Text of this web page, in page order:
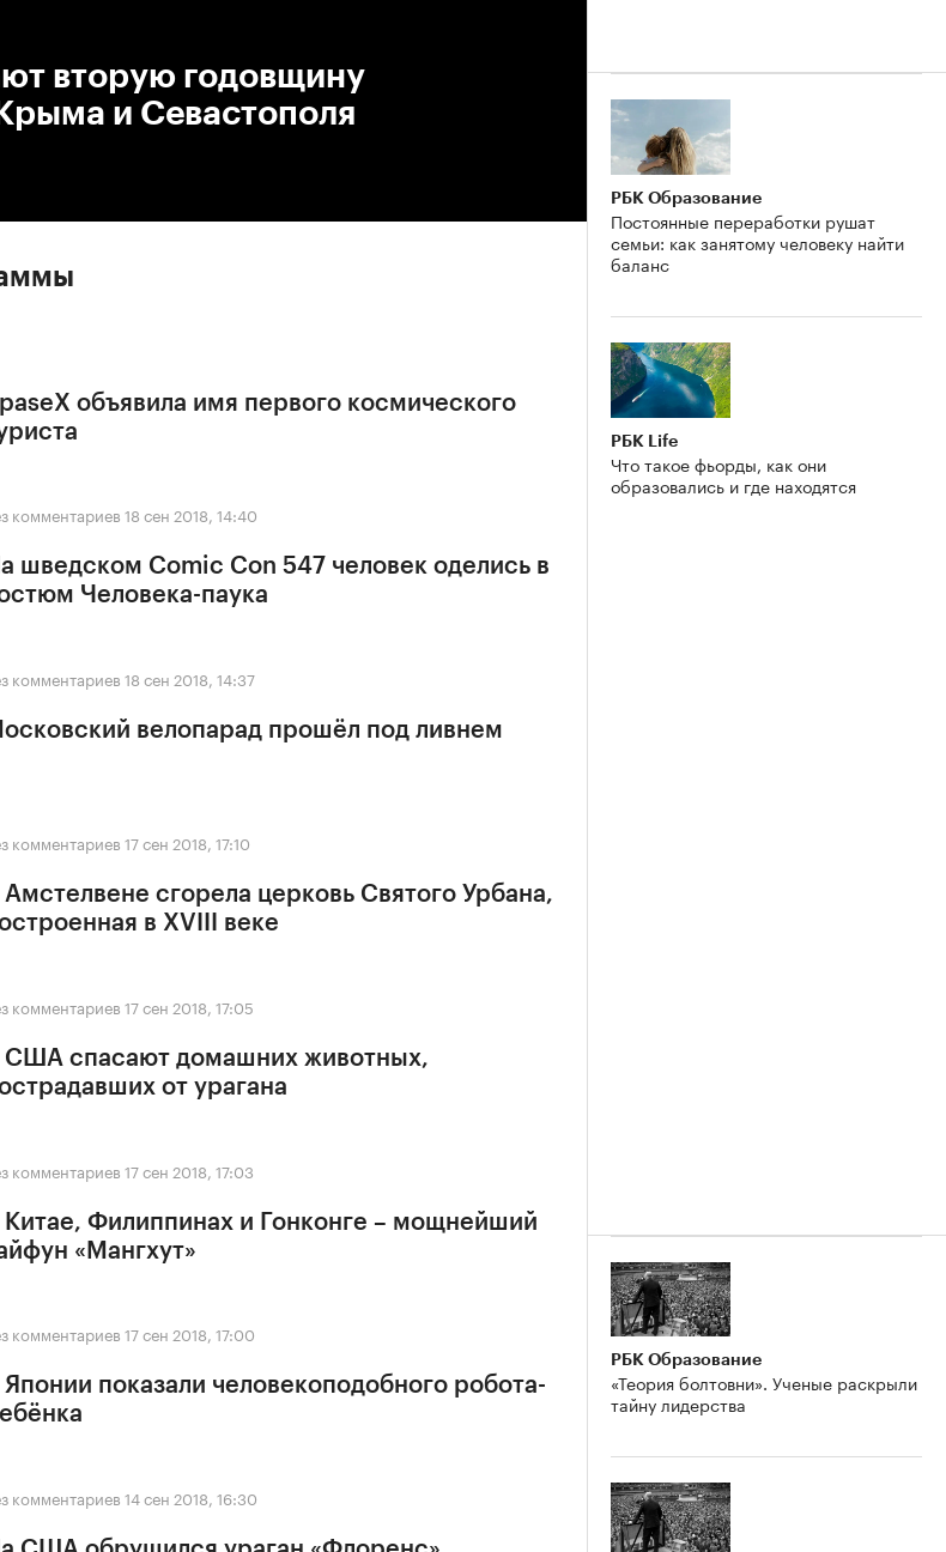
вторую годовщину
и Севастополя
объявила имя первого космического
комментариев 18 сен 2018, 14:40
шведском Comic Con 547 человек оделись в
Человека-паука
комментариев 18 сен 2018, 14:37
велопарад прошёл под ливнем
комментариев 17 сен 2018, 17:10
Амстелвене сгорела церковь Святого Урбана,
в XVIII веке
комментариев 17 сен 2018, 17:05
США спасают домашних животных,
от урагана
комментариев 17 сен 2018, 17:03
Китае, Филиппинах и Гонконге – мощнейший
«Мангхут»
комментариев 17 сен 2018, 17:00
Японии показали человекоподобного робота-
комментариев 14 сен 2018, 16:30
РБК Образование
Постоянные переработки рушат
семьи: как занятому человеку найти
баланс
РБК Life
Что такое фьорды, как они
образовались и где находятся
РБК Образование
«Теория болтовни». Ученые раскрыли
тайну лидерства